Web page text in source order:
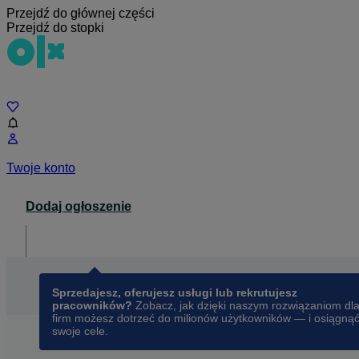
Przejdź do głównej części
Przejdź do stopki
Twoje konto
Dodaj ogłoszenie
Sprzedajesz, oferujesz usługi lub rekrutujesz
pracowników? Zobacz, jak dzięki naszym rozwiązaniom dla
firm możesz dotrzeć do milionów użytkowników — i osiągnąć
swoje cele.